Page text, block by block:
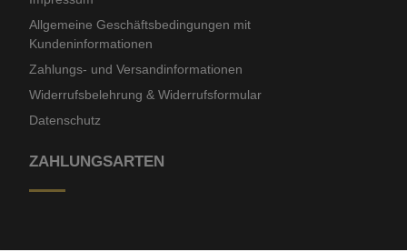
Allgemeine Geschäftsbedingungen mit
Kundeninformationen
Zahlungs- und Versandinformationen
Widerrufsbelehrung & Widerrufsformular
Datenschutz
ZAHLUNGSARTEN